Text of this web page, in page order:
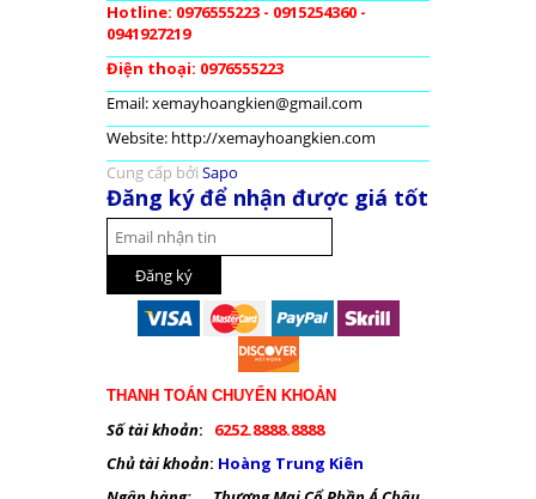
Hotline: 0976555223 - 0915254360 -
0941927219
Điện thoại: 0976555223
Email: xemayhoangkien@gmail.com
Website: http://xemayhoangkien.com
Cung cấp bởi Sapo
Đăng ký để nhận được giá tốt
THANH TOÁN CHUYỂN KHOẢN
Số tài khoản:
6252.8888.8888
Chủ tài khoản: Hoàng Trung Kiên